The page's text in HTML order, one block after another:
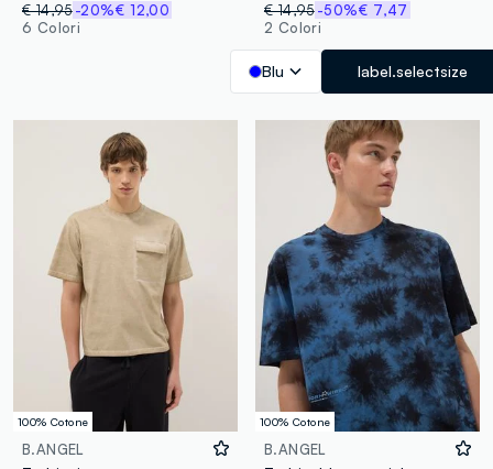
€ 14,95-20%€ 12,00
6 Colori
€ 14,95 -50%€ 7,47
2 Colori
Blu label.selectsize
100% Cotone
B.ANGEL
100% Cotone
B.ANGEL